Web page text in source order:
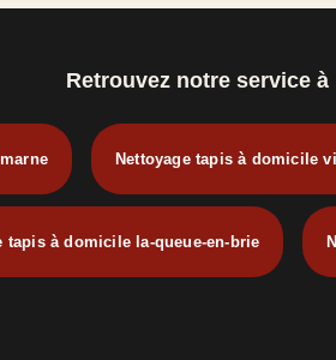
Retrouvez notre service
Nettoyage tapis à domicile
tapis à domicile la-queue-en-brie